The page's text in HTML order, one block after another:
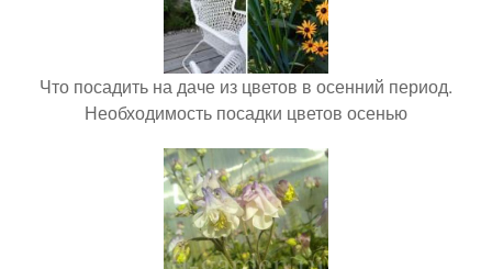
Что посадить на даче из цветов в осенний период.
Необходимость посадки цветов осенью